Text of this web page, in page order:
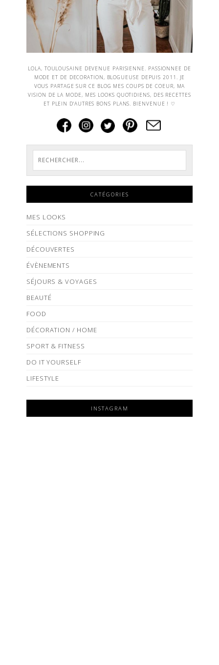
LOLA, TOULOUSAINE DEVENUE PARISIENNE. PASSIONNEE DE
MODE ET DE DECORATION, BLOGUEUSE DEPUIS 2011. JE
VOUS PARTAGE SUR CE BLOG MES COUPS DE COEUR, MA
VISION DE LA MODE, MES LOOKS QUOTIDIENS, DES RECETTES
ET PLEIN D'AUTRES BONS PLANS. BIENVENUE ! ♡
CATÉGORIES
MES LOOKS
SÉLECTIONS SHOPPING
DÉCOUVERTES
ÉVÈNEMENTS
SÉJOURS & VOYAGES
BEAUTÉ
FOOD
DÉCORATION / HOME
SPORT & FITNESS
DO IT YOURSELF
LIFESTYLE
INSTAGRAM